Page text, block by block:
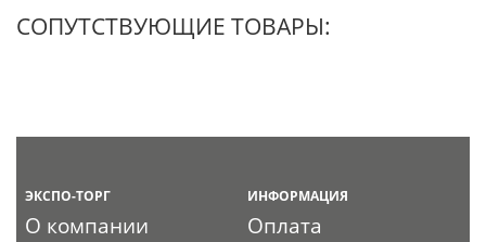
СОПУТСТВУЮЩИЕ ТОВАРЫ:
ЭКСПО-ТОРГ
О компании
ИНФОРМАЦИЯ
Оплата